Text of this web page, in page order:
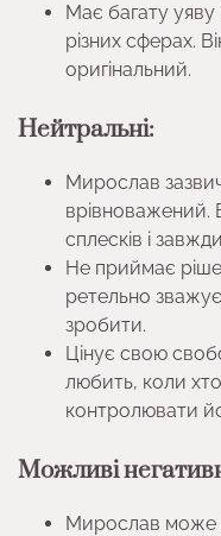
Має багату уяву
різних сферах.
оригінальний.
Нейтральні:
Мирослав
врівноважений.
сплесків і
Не приймає
ретельно зважує
зробити.
Цінує свою
любить, коли
контролювати
Можливі
Мирослав може